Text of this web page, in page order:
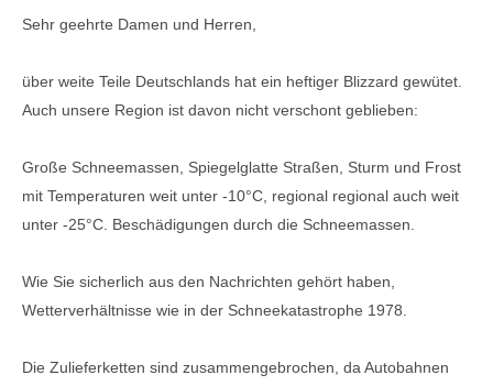
Sehr geehrte Damen und Herren,
über weite Teile Deutschlands hat ein heftiger Blizzard gewütet.
Auch unsere Region ist davon nicht verschont geblieben:
Große Schneemassen, Spiegelglatte Straßen, Sturm und Frost
mit Temperaturen weit unter -10°C, regional regional auch weit
unter -25°C. Beschädigungen durch die Schneemassen.
Wie Sie sicherlich aus den Nachrichten gehört haben,
Wetterverhältnisse wie in der Schneekatastrophe 1978.
Die Zulieferketten sind zusammengebrochen, da Autobahnen